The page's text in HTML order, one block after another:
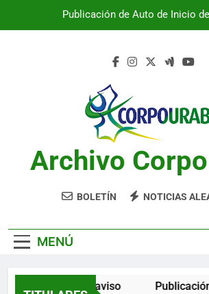
Publicación de Auto de Inicio
Notificación
Publicación de Auto de Inicio de
Publicación de Auto de Inicio
Archivo
BOLETÍN NOTICIAS
MENÚ
Notificación por aviso